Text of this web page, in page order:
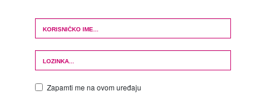
Zapamti me na ovom uređaju